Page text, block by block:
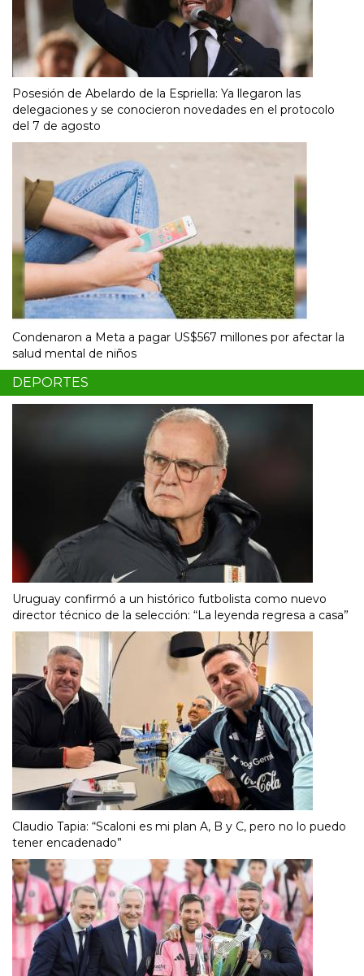
Posesión de Abelardo de la Espriella: Ya llegaron las
delegaciones y se conocieron novedades en el protocolo
del 7 de agosto
Condenaron a Meta a pagar US$567 millones por afectar la
salud mental de niños
DEPORTES
Uruguay confirmó a un histórico futbolista como nuevo
director técnico de la selección: “La leyenda regresa a casa”
Claudio Tapia: “Scaloni es mi plan A, B y C, pero no lo puedo
tener encadenado”